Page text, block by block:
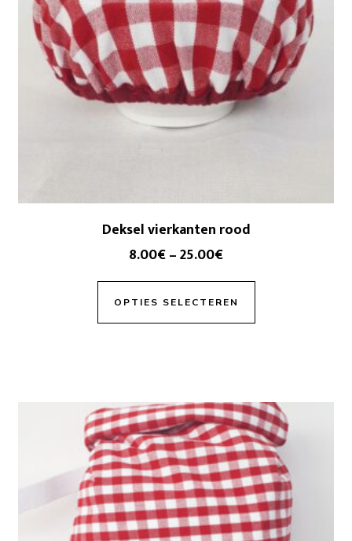
Deksel vierkanten rood
8.00€–25.00€
OPTIES SELECTEREN